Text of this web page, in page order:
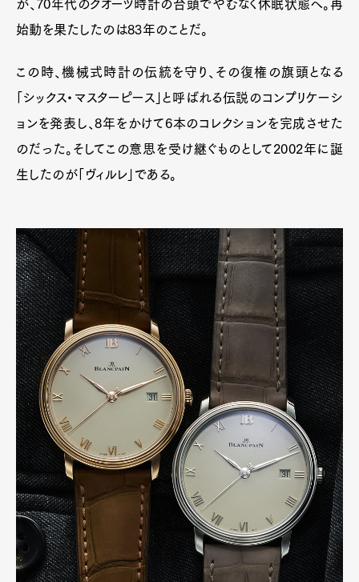
が、70年代のクオーツ時計の台頭でやむなく休眠状態へ。再
始動を果たしたのは83年のことだ。
この時、機械式時計の伝統を守り、その復権の旗頭となる
「シックス・マスターピース」と呼ばれる伝説のコンプリケーシ
ョンを発表し、8年をかけて6本のコレクションを完成させた
のだった。そしてこの意思を受け継ぐものとして2002年に誕
生したのが「ヴィルレ」である。